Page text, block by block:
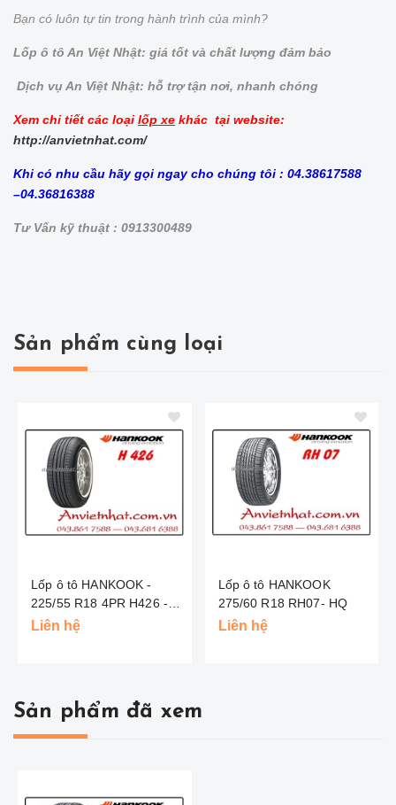
Bạn có luôn tự tin trong hành trình của mình?
Lốp ô tô An Việt Nhật: giá tốt và chất lượng đảm bảo
Dịch vụ An Việt Nhật: hỗ trợ tận nơi, nhanh chóng
Xem chi tiết các loại lốp xe khác tại website:
http://anvietnhat.com/
Khi có nhu cầu hãy gọi ngay cho chúng tôi : 04.38617588
–04.36816388
Tư Vấn kỹ thuật : 0913300489
Sản phẩm cùng loại
Lốp ô tô HANKOOK -
225/55 R18 4PR H426 -
HQ
Liên hệ
Lốp ô tô HANKOOK
275/60 R18 RH07- HQ
Liên hệ
Sản phẩm đã xem